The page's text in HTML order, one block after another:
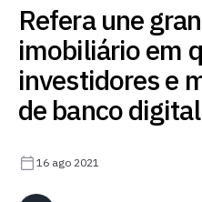
Refera une
imobiliário em
investidores e
de banco
16 ago 2021